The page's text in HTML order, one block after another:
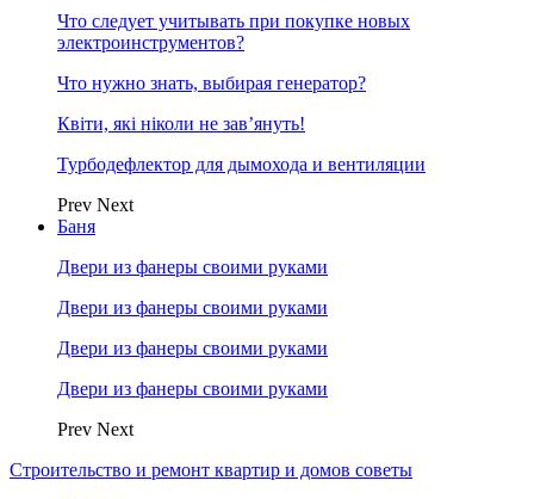
Что следует учитывать при покупке новых
электроинструментов?
Что нужно знать, выбирая генератор?
Квіти, які ніколи не зав’януть!
Турбодефлектор для дымохода и вентиляции
Prev Next
Баня
Двери из фанеры своими руками
Двери из фанеры своими руками
Двери из фанеры своими руками
Двери из фанеры своими руками
Prev Next
Строительство и ремонт квартир и домов советы